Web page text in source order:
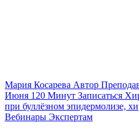
Мария Косарева Автор
Июня 120 Минут Записаться
при буллёзном эпидермолизе,
Вебинары Экспертам